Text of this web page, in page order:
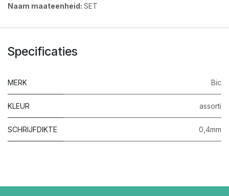
Naam maateenheid: SET
Specificaties
MERK Bic
KLEUR assorti
SCHRIJFDIKTE 0,4mm